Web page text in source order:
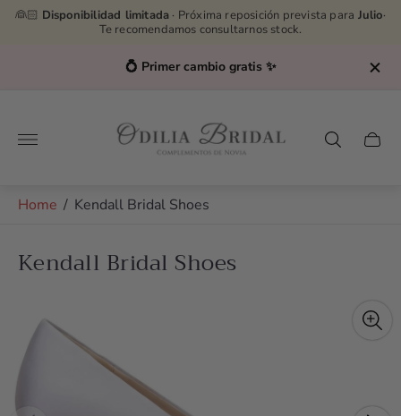
👰🏻 Disponibilidad limitada · Próxima reposición prevista para Julio·
Te recomendamos consultarnos stock.
💍 Primer cambio gratis ✨
Store
logo"
Cart
Home / Kendall Bridal Shoes
Kendall Bridal Shoes